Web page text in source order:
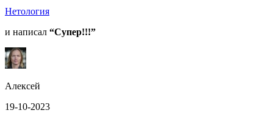
Нетология
и написал “Супер!!!”
Алексей
19-10-2023